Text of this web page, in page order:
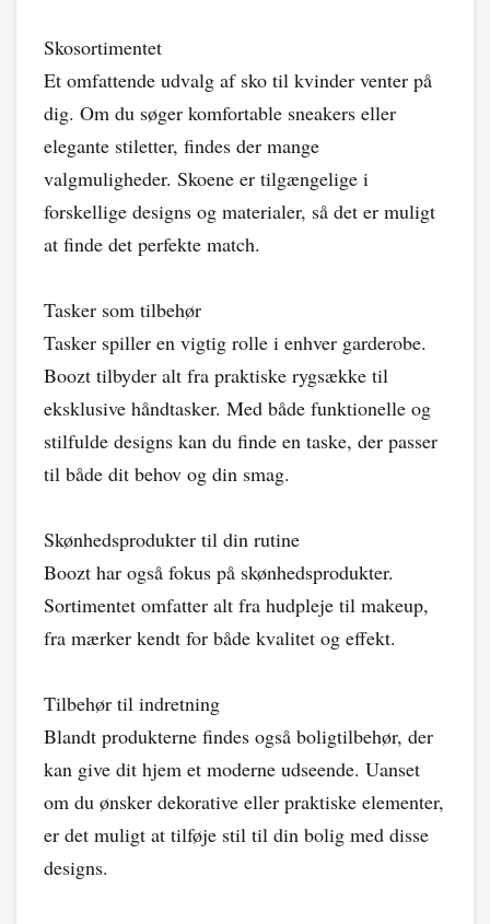
Skosortimentet
Et omfattende udvalg af sko til kvinder venter på
dig. Om du søger komfortable sneakers eller
elegante stiletter, findes der mange
valgmuligheder. Skoene er tilgængelige i
forskellige designs og materialer, så det er muligt
at finde det perfekte match.
Tasker som tilbehør
Tasker spiller en vigtig rolle i enhver garderobe.
Boozt tilbyder alt fra praktiske rygsække til
eksklusive håndtasker. Med både funktionelle og
stilfulde designs kan du finde en taske, der passer
til både dit behov og din smag.
Skønhedsprodukter til din rutine
Boozt har også fokus på skønhedsprodukter.
Sortimentet omfatter alt fra hudpleje til makeup,
fra mærker kendt for både kvalitet og effekt.
Tilbehør til indretning
Blandt produkterne findes også boligtilbehør, der
kan give dit hjem et moderne udseende. Uanset
om du ønsker dekorative eller praktiske elementer,
er det muligt at tilføje stil til din bolig med disse
designs.